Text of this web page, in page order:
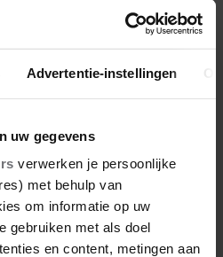
Advertentie-instellingen
uw gegevens
verwerken je persoonlijke
met behulp van
om informatie op uw
gebruiken met als doel
en content, metingen aan
ligt nu in de winkel